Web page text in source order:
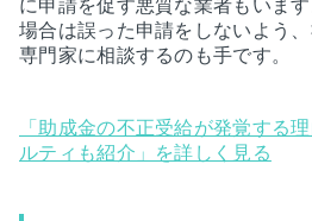
に申請を促す悪質な業者もいま
場合は誤った申請をしないよう
専門家に相談するのも手です。
「助成金の不正受給が発覚する
ルティも紹介」を詳しく見る